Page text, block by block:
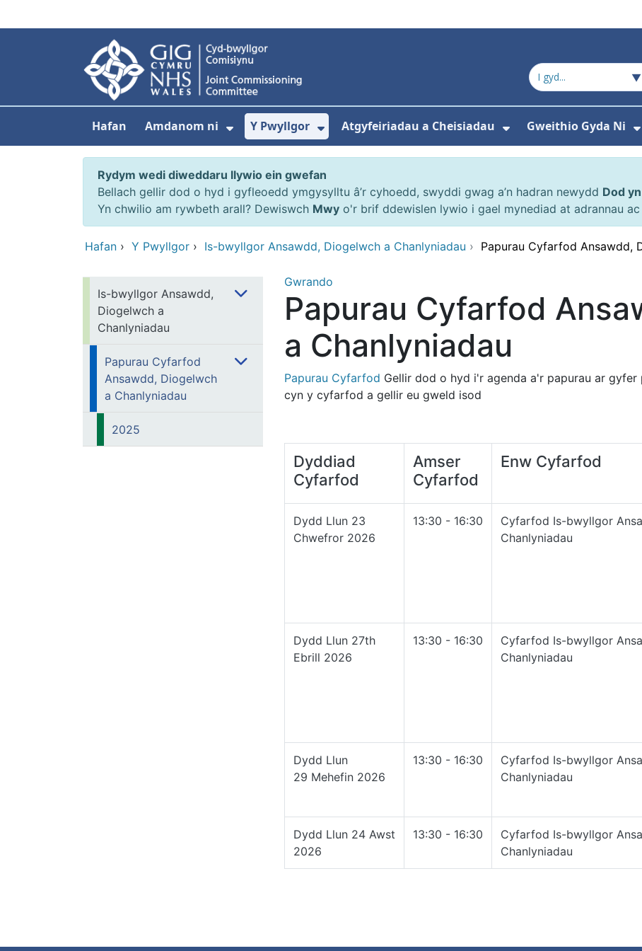
Hafan Amdanom ni
Dangos isddewislen ar gyfer Amdanom ni
Y Pwyllgor
Dangos isddewislen ar gyfer Y Pwyllgor
Atgyfeiriadau a Cheisiadau Gweithio Gyda Ni
Rydym wedi diweddaru llywio ein gwefan
Bellach gellir dod o hyd i gyfleoedd ymgysylltu â’r cyhoedd, swyddi gwag a’n hadran newydd Dod
Yn chwilio am rywbeth arall? Dewiswch Mwy o'r brif ddewislen lywio i gael mynediad at adrannau
Hafan › Y Pwyllgor › Is-bwyllgor Ansawdd, Diogelwch a Chanlyniadau › Papurau Cyfarfod Ansawdd,
Is-bwyllgor Ansawdd,
Diogelwch a
Chanlyniadau
Papurau Cyfarfod
Ansawdd, Diogelwch
a Chanlyniadau
2025
Gwrando
Papurau Cyfarfod
a Chanlyniadau
Papurau Cyfarfod Gellir dod o hyd i'r agenda a'r papurau ar
cyn y cyfarfod a gellir eu gweld isod
Dyddiad
Cyfarfod
Amser
Cyfarfod
Enw Cyfarfod
Dydd Llun 23
Chwefror 2026
13:30 - 16:30
Cyfarfod Is-bwyllgor
Chanlyniadau
Dydd Llun 27th
Ebrill 2026
13:30 - 16:30
Cyfarfod Is-bwyllgor
Chanlyniadau
Dydd Llun
29 Mehefin 2026
13:30 - 16:30
Cyfarfod Is-bwyllgor
Chanlyniadau
Dydd Llun 24 Awst
2026
13:30 - 16:30
Cyfarfod Is-bwyllgor
Chanlyniadau